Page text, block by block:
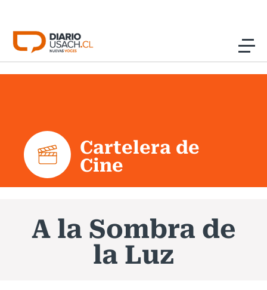
Click acá para ir directamente al contenido
Cultura
Programas Radio y TV Usach
Cartelera de
Cine
A la Sombra de
la Luz